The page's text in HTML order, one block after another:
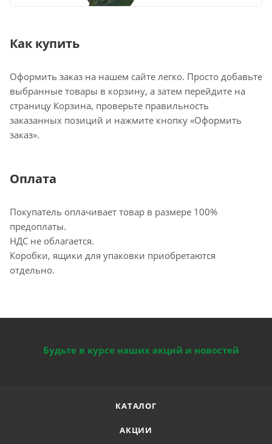
Как купить
Оформить заказ на нашем сайте легко. Просто добавьте
выбранные товары в корзину, а затем перейдите на
страницу Корзина, проверьте правильность
заказанных позиций и нажмите кнопку «Оформить
заказ».
Оплата
Покупатель оплачивает товар в размере 100%
предоплаты.
НДС не облагается.
Коробки, ящики для упаковки приобретаются
отдельно.
Будьте в курсе наших акций и новостей
КАТАЛОГ
АКЦИИ